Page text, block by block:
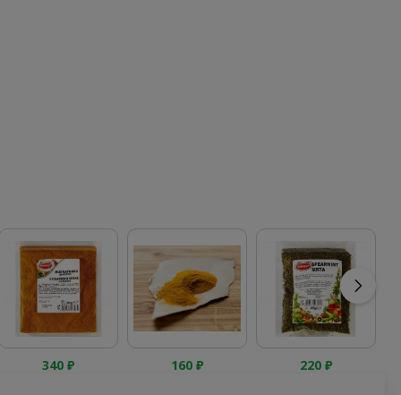
340 ₽ 160 ₽ 220 ₽